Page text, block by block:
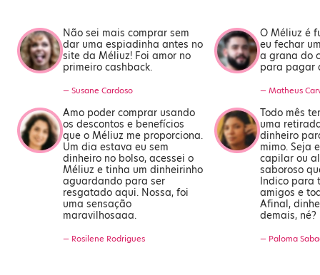
Não sei mais comprar sem
dar uma espiadinha antes no
site da Méliuz! Foi amor no
primeiro cashback.
— Susane Cardoso
Amo poder comprar usando
os descontos e benefícios
que o Méliuz me proporciona.
Um dia estava eu sem
dinheiro no bolso, acessei o
Méliuz e tinha um dinheirinho
aguardando para ser
resgatado aqui. Nossa, foi
uma sensação
maravilhosaaa.
— Rosilene Rodrigues
O Méliuz é
eu fechar
a grana do
para pagar
— Matheus
Todo mês
uma
dinheiro
mimo. Seja
capilar ou
saboroso
Indico para
amigos e
Afinal,
demais, né?
— Paloma